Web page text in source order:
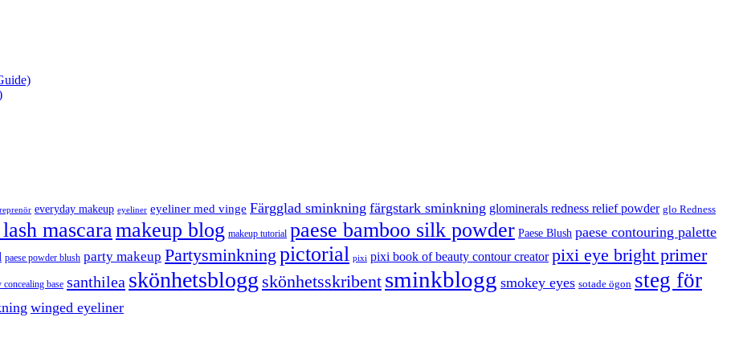
everyday makeup eyeliner eyeliner med vinge Färgglad sminkning färgstark sminkning glominerals redness relief powder glo Redness
mascara makeup blog makeup tutorial paese bamboo silk powder Paese Blush paese contouring palette
paese powder blush party makeup Partysminkning pictorial pixi pixi book of beauty contour creator pixi eye bright primer
base santhilea skönhetsblogg skönhetsskribent sminkblogg smokey eyes sotade ögon steg för
winged eyeliner